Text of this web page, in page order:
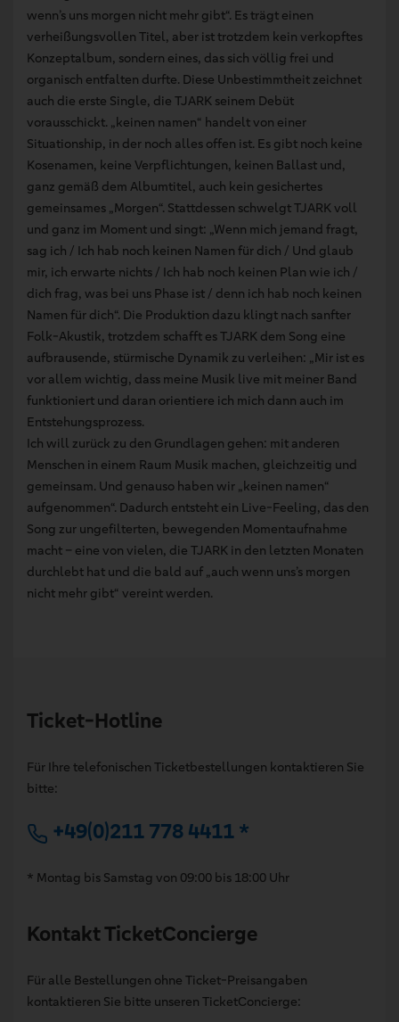
wenn’s uns morgen nicht mehr gibt“. Es trägt einen
verheißungsvollen Titel, aber ist trotzdem kein verkopftes
Konzeptalbum, sondern eines, das sich völlig frei und
organisch entfalten durfte. Diese Unbestimmtheit zeichnet
auch die erste Single, die TJARK seinem Debüt
vorausschickt. „keinen namen“ handelt von einer
Situationship, in der noch alles offen ist. Es gibt noch keine
Kosenamen, keine Verpflichtungen, keinen Ballast und,
ganz gemäß dem Albumtitel, auch kein gesichertes
gemeinsames „Morgen“. Stattdessen schwelgt TJARK voll
und ganz im Moment und singt: „Wenn mich jemand fragt,
sag ich / Ich hab noch keinen Namen für dich / Und glaub
mir, ich erwarte nichts / Ich hab noch keinen Plan wie ich /
dich frag, was bei uns Phase ist / denn ich hab noch keinen
Namen für dich“. Die Produktion dazu klingt nach sanfter
Folk-Akustik, trotzdem schafft es TJARK dem Song eine
aufbrausende, stürmische Dynamik zu verleihen: „Mir ist es
vor allem wichtig, dass meine Musik live mit meiner Band
funktioniert und daran orientiere ich mich dann auch im
Entstehungsprozess.
Ich will zurück zu den Grundlagen gehen: mit anderen
Menschen in einem Raum Musik machen, gleichzeitig und
gemeinsam. Und genauso haben wir „keinen namen“
aufgenommen“. Dadurch entsteht ein Live-Feeling, das den
Song zur ungefilterten, bewegenden Momentaufnahme
macht – eine von vielen, die TJARK in den letzten Monaten
durchlebt hat und die bald auf „auch wenn uns’s morgen
nicht mehr gibt“ vereint werden.
Ticket-Hotline
Für Ihre telefonischen Ticketbestellungen kontaktieren Sie
bitte:
+49(0)211 778 4411 *
* Montag bis Samstag von 09:00 bis 18:00 Uhr
Kontakt TicketConcierge
Für alle Bestellungen ohne Ticket-Preisangaben
kontaktieren Sie bitte unseren TicketConcierge: